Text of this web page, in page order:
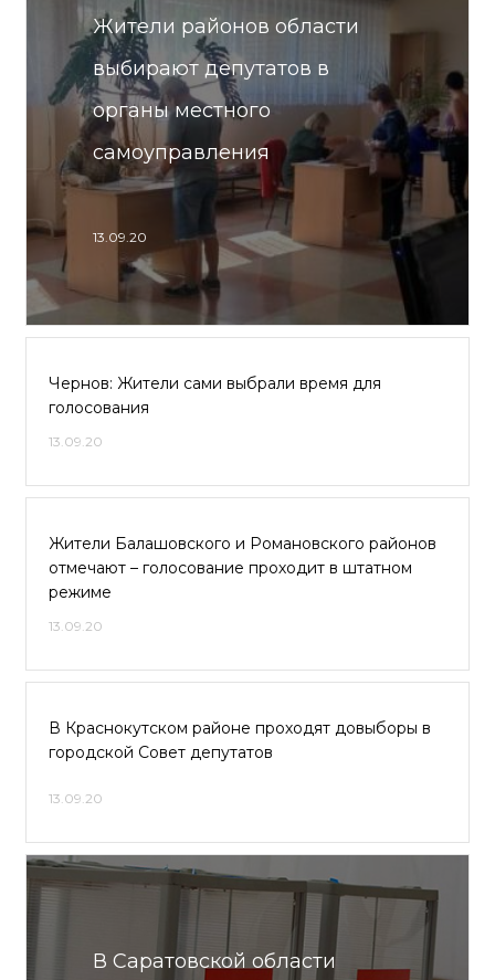
Жители районов области
выбирают депутатов в
органы местного
самоуправления
13.09.20
Чернов: Жители сами выбрали время для
голосования
13.09.20
Жители Балашовского и Романовского районов
отмечают – голосование проходит в штатном
режиме
13.09.20
В Краснокутском районе проходят довыборы в
городской Совет депутатов
13.09.20
В Саратовской области